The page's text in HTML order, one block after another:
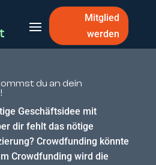
Mitglied
werden
du an dein
Geschäftsidee mit
dir fehlt das nötige
Crowdfunding könnte
Crowdfunding wird die